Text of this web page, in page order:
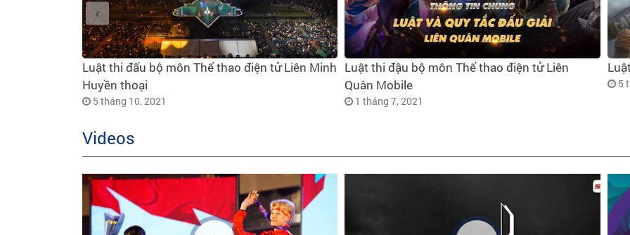
Luật thi đấu bộ môn Thể thao điện tử Liên Minh
Huyền thoại
5 tháng 10, 2021
Luật thi đậu bộ môn Thể thao điện tử Liên
Quân Mobile
1 tháng 7, 2021
5
Videos